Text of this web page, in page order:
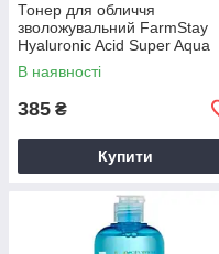
Тонер для обличчя
зволожувальний FarmStay
Hyaluronic Acid Super Aqua
Toner 200 мл
В наявності
385 ₴
Купити